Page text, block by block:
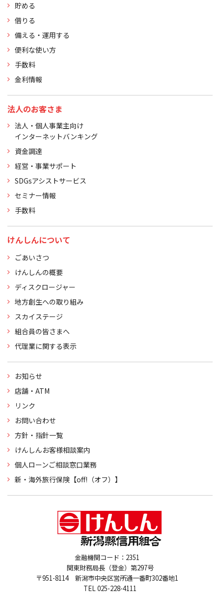
貯める
借りる
備える・運用する
便利な使い方
手数料
金利情報
法人のお客さま
法人・個人事業主向け
インターネットバンキング
資金調達
経営・事業サポート
SDGsアシストサービス
セミナー情報
手数料
けんしんについて
ごあいさつ
けんしんの概要
ディスクロージャー
地方創生への取り組み
スカイステージ
組合員の皆さまへ
代理業に関する表示
お知らせ
店舗・ATM
リンク
お問い合わせ
方針・指針一覧
けんしんお客様相談案内
個人ローンご相談窓口業務
新・海外旅行保険【off!（オフ）】
金融機関コード：2351
関東財務局長（登金）第297号
〒951-8114 新潟市中央区営所通一番町302番地1
TEL 025-228-4111